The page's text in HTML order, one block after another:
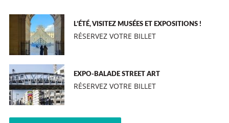
L’ÉTÉ, VISITEZ MUSÉES ET EXPOSITIONS !
RÉSERVEZ VOTRE BILLET
EXPO-BALADE STREET ART
RÉSERVEZ VOTRE BILLET